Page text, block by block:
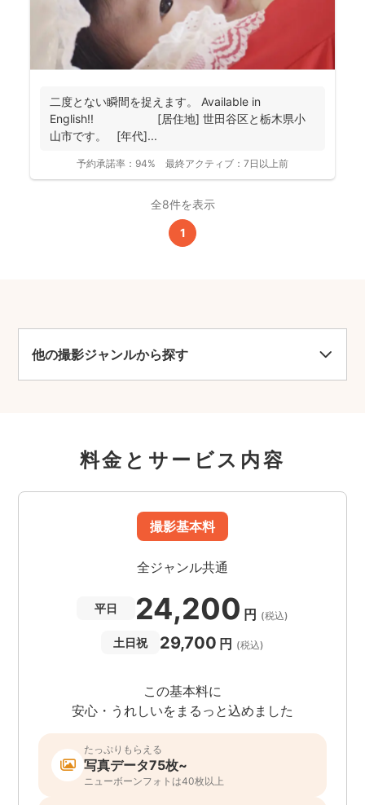
二度とない瞬間を捉えます。 Available in
English!! [居住地] 世田谷区と栃木県小
山市です。 [年代]...
予約承諾率： 94% 最終アクティブ： 7日以上前
全8件を表示
1
他の撮影ジャンルから探す
料金とサービス内容
撮影基本料
全ジャンル共通
平日 24,200 円 (税込)
土日祝 29,700 円 (税込)
この基本料に
安心・うれしいをまるっと込めました
たっぷりもらえる
写真データ75枚~
ニューボーンフォトは40枚以上